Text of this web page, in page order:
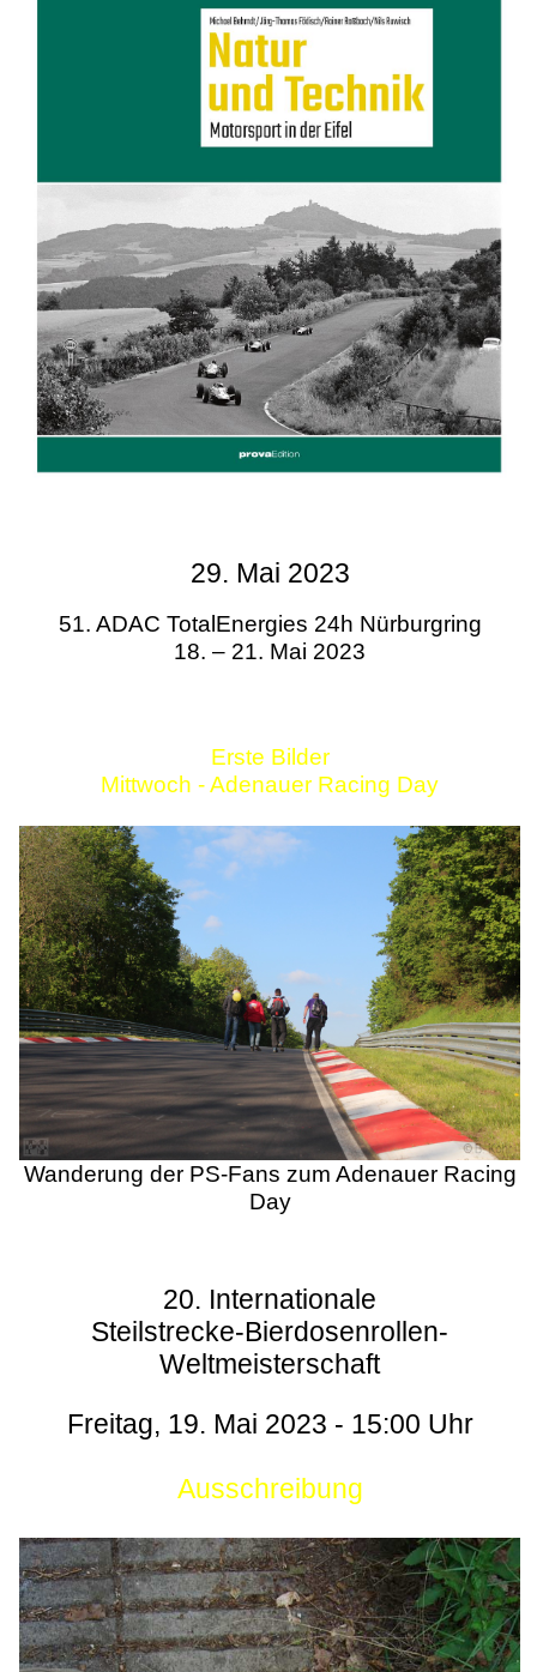
29. Mai 2023
51. ADAC TotalEnergies 24h Nürburgring
18. – 21. Mai 2023
Erste Bilder
Mittwoch - Adenauer Racing Day
Wanderung der PS-Fans zum Adenauer Racing
Day
20. Internationale
Steilstrecke-Bierdosenrollen-
Weltmeisterschaft
Freitag, 19. Mai 2023 - 15:00 Uhr
Ausschreibung